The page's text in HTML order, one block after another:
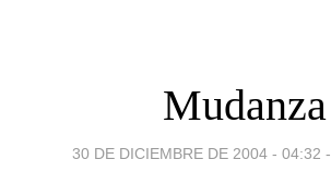
Mudanza
30 DE DICIEMBRE DE 2004 - 04:32 -